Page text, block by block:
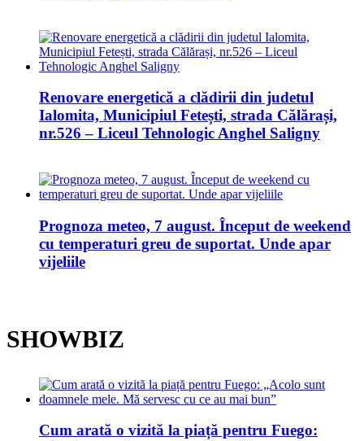
Renovare energetică a clădirii din judetul
Ialomita, Municipiul Fetești, strada Călărași,
nr.526 – Liceul Tehnologic Anghel Saligny
Prognoza meteo, 7 august. Început de weekend
cu temperaturi greu de suportat. Unde apar
vijeliile
SHOWBIZ
Cum arată o vizită la piață pentru Fuego: